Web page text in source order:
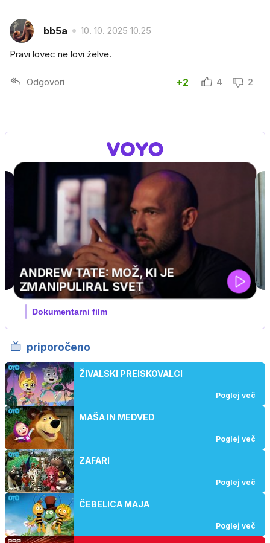
bb5a 10. 10. 2025 10.25
Pravi lovec ne lovi želve.
Odgovori +2 4 2
MOJ PRIJATELJ PINGVIN
Film meseca / družinski, pustolovski
priporočeno
ŽIVALSKI PREISKOVALCI
Poglej več
MAŠA IN MEDVED
Poglej več
ZAFARI
Poglej več
ČEBELICA MAJA
Poglej več